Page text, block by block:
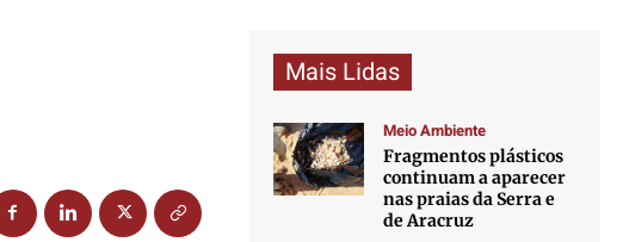
Mais Lidas
Meio Ambiente
Fragmentos plásticos
continuam a aparecer
nas praias da Serra e
de Aracruz